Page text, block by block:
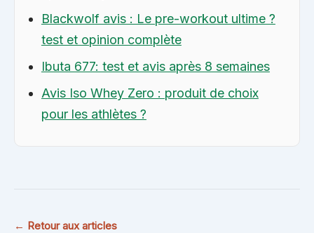
Blackwolf avis : Le pre-workout ultime ?
test et opinion complète
Ibuta 677: test et avis après 8 semaines
Avis Iso Whey Zero : produit de choix
pour les athlètes ?
← Retour aux articles